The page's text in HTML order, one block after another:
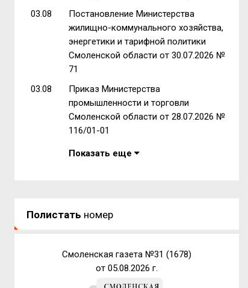
03.08
Постановление Министерства
жилищно-коммунального хозяйства,
энергетики и тарифной политики
Смоленской области от 30.07.2026 №
71
03.08
Приказ Министерства
промышленности и торговли
Смоленской области от 28.07.2026 №
116/01-01
Показать еще
Полистать номер
Смоленская газета №31 (1678)
от 05.08.2026 г.